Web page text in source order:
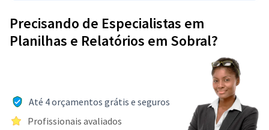
Precisando de Especialistas em
Planilhas e Relatórios em Sobral?
Até 4 orçamentos grátis e seguros
Profissionais avaliados